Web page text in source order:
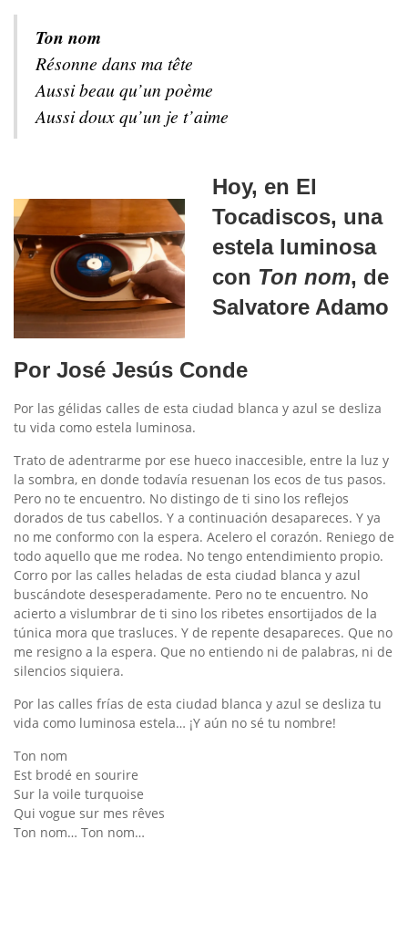
Ton nom
Résonne dans ma tête
Aussi beau qu’un poème
Aussi doux qu’un je t’aime
Hoy, en El
Tocadiscos, una
estela luminosa
con Ton nom, de
Salvatore Adamo
Por José Jesús Conde
Por las gélidas calles de esta ciudad blanca y azul se desliza
tu vida como estela luminosa.
Trato de adentrarme por ese hueco inaccesible, entre la luz y
la sombra, en donde todavía resuenan los ecos de tus pasos.
Pero no te encuentro. No distingo de ti sino los reflejos
dorados de tus cabellos. Y a continuación desapareces. Y ya
no me conformo con la espera. Acelero el corazón. Reniego de
todo aquello que me rodea. No tengo entendimiento propio.
Corro por las calles heladas de esta ciudad blanca y azul
buscándote desesperadamente. Pero no te encuentro. No
acierto a vislumbrar de ti sino los ribetes ensortijados de la
túnica mora que trasluces. Y de repente desapareces. Que no
me resigno a la espera. Que no entiendo ni de palabras, ni de
silencios siquiera.
Por las calles frías de esta ciudad blanca y azul se desliza tu
vida como luminosa estela… ¡Y aún no sé tu nombre!
Ton nom
Est brodé en sourire
Sur la voile turquoise
Qui vogue sur mes rêves
Ton nom… Ton nom…